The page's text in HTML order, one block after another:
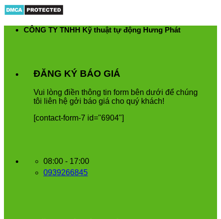
content
CÔNG TY TNHH Kỹ thuật tự động Hưng Phát
ĐĂNG KÝ BÁO GIÁ
Vui òng điền thông tin form bên dưới để chúng
tôi liên hệ gởi báo giá cho quý khách!
[contact-form-7 id="6904"]
08:00 - 17:00
0939266845